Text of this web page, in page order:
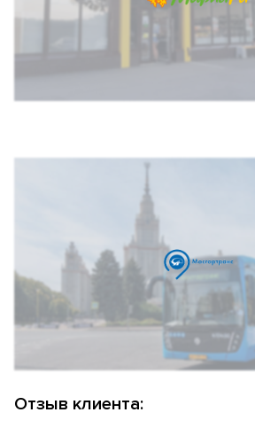
Отзыв клиента: